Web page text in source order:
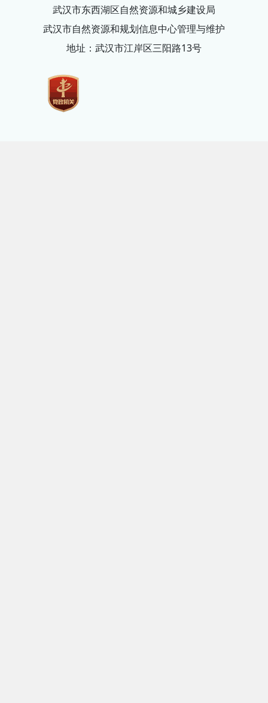
武汉市东西湖区自然资源和城乡建设局
武汉市自然资源和规划信息中心管理与维护
地址：武汉市江岸区三阳路13号